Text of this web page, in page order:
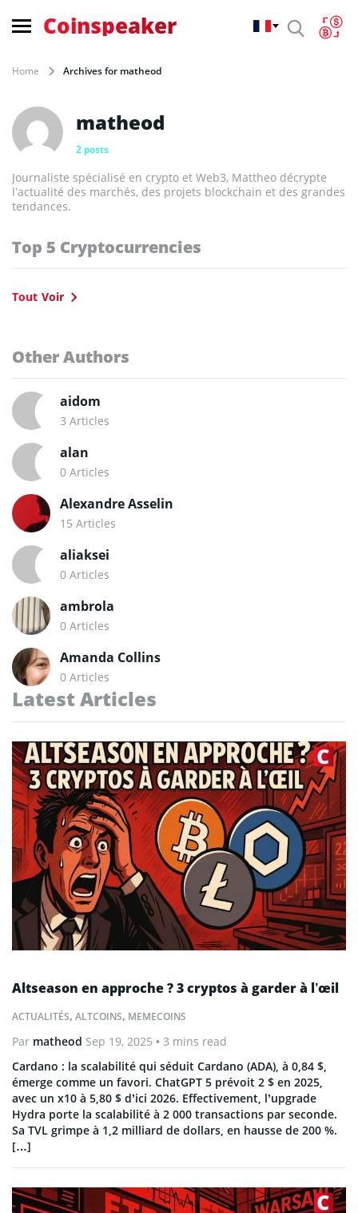
Coinspeaker
Home Archives for matheod
2 posts
matheod
Journaliste spécialisé en crypto et Web3, Mattheo décrypte
l’actualité des marchés, des projets blockchain et des grandes
tendances.
Top 5 Cryptocurrencies
Tout Voir
Other Authors
aidom
3 Articles
alan
0 Articles
Alexandre Asselin
15 Articles
aliaksei
0 Articles
ambrola
0 Articles
Amanda Collins
0 Articles
Latest Articles
ACTUALITÉS, ALTCOINS, MEMECOINS
Altseason en approche ? 3 cryptos à garder à l’œil
Par matheod Sep 19, 2025 • 3 mins read
Cardano : la scalabilité qui séduit Cardano (ADA), à 0,84 $,
émerge comme un favori. ChatGPT 5 prévoit 2 $ en 2025,
avec un x10 à 5,80 $ d’ici 2026. Effectivement, l’upgrade
Hydra porte la scalabilité à 2 000 transactions par seconde.
Sa TVL grimpe à 1,2 milliard de dollars, en hausse de 200 %.
[…]